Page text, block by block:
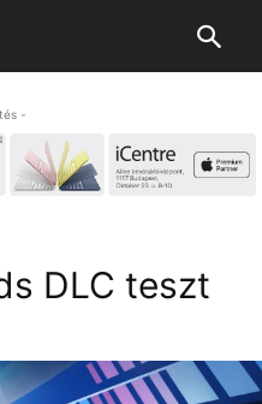
-
DLC teszt